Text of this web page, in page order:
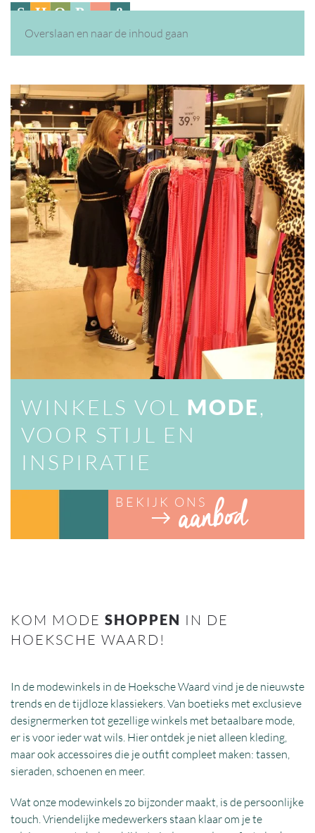
Overslaan en naar de inhoud gaan
WINKELS VOL MODE,
VOOR STIJL EN
INSPIRATIE
BEKIJK ONS
KOM MODE SHOPPEN IN DE
HOEKSCHE WAARD!
In de modewinkels in de Hoeksche Waard vind je de nieuwste
trends en de tijdloze klassiekers. Van boetieks met exclusieve
designermerken tot gezellige winkels met betaalbare mode,
er is voor ieder wat wils. Hier ontdek je niet alleen kleding,
maar ook accessoires die je outfit compleet maken: tassen,
sieraden, schoenen en meer.
Wat onze modewinkels zo bijzonder maakt, is de persoonlijke
touch. Vriendelijke medewerkers staan klaar om je te